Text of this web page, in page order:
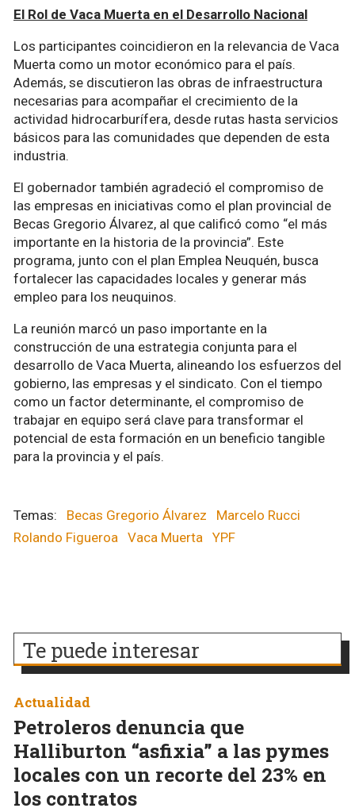
El Rol de Vaca Muerta en el Desarrollo Nacional
Los participantes coincidieron en la relevancia de Vaca
Muerta como un motor económico para el país.
Además, se discutieron las obras de infraestructura
necesarias para acompañar el crecimiento de la
actividad hidrocarburífera, desde rutas hasta servicios
básicos para las comunidades que dependen de esta
industria.
El gobernador también agradeció el compromiso de
las empresas en iniciativas como el plan provincial de
Becas Gregorio Álvarez, al que calificó como “el más
importante en la historia de la provincia”. Este
programa, junto con el plan Emplea Neuquén, busca
fortalecer las capacidades locales y generar más
empleo para los neuquinos.
La reunión marcó un paso importante en la
construcción de una estrategia conjunta para el
desarrollo de Vaca Muerta, alineando los esfuerzos del
gobierno, las empresas y el sindicato. Con el tiempo
como un factor determinante, el compromiso de
trabajar en equipo será clave para transformar el
potencial de esta formación en un beneficio tangible
para la provincia y el país.
Becas Gregorio Álvarez
Marcelo Rucci
Rolando Figueroa Vaca Muerta YPF
Te puede interesar
Petroleros denuncia que
Halliburton “asfixia” a las pymes
locales con un recorte del 23% en
los contratos
Actualidad